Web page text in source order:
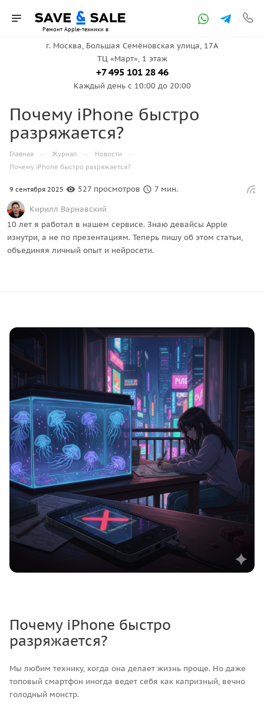
Ремонт Apple-техники в
г. Москва, ​Большая Семёновская улица, 17А
ТЦ «Март», 1 этаж
+7 495 101 28 46
Каждый день с 10:00 до 20:00
Почему iPhone быстро
разряжается?
Главная — Журнал — Новости —
Почему iPhone быстро разряжается?
9 сентября 2025 527 просмотров
7 мин.
Кирилл Варнавский
10 лет я работал в нашем сервисе. Знаю девайсы Apple
изнутри, а не по презентациям. Теперь пишу об этом статьи,
объединяя личный опыт и нейросети.
Почему iPhone быстро
разряжается?
Мы любим технику, когда она делает жизнь проще. Но даже
топовый смартфон иногда ведет себя как капризный, вечно
голодный монстр.